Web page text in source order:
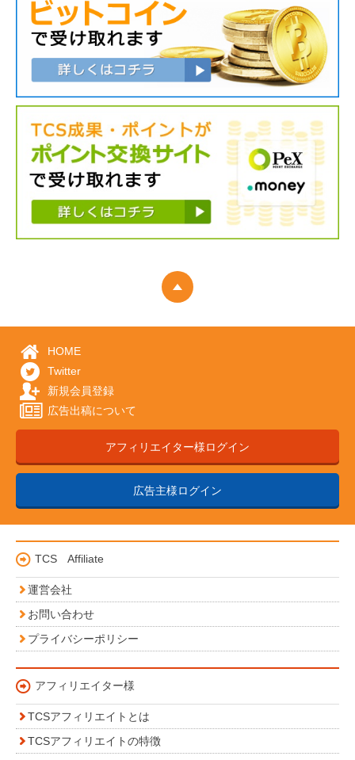
HOME
Twitter
新規会員登録
広告出稿について
アフィリエイター様ログイン
広告主様ログイン
TCS Affiliate
運営会社
お問い合わせ
プライバシーポリシー
アフィリエイター様
TCSアフィリエイトとは
TCSアフィリエイトの特徴